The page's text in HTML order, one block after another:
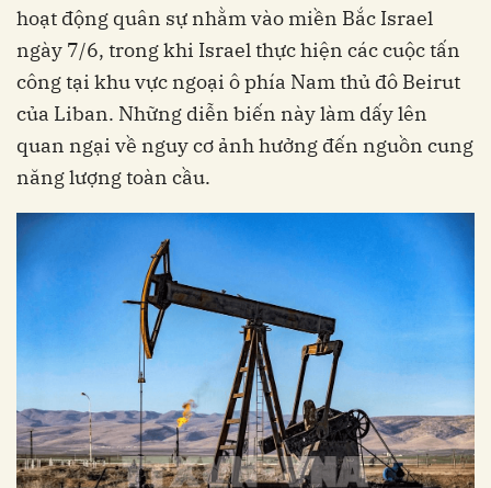
hoạt động quân sự nhằm vào miền Bắc Israel
ngày 7/6, trong khi Israel thực hiện các cuộc tấn
công tại khu vực ngoại ô phía Nam thủ đô Beirut
của Liban. Những diễn biến này làm dấy lên
quan ngại về nguy cơ ảnh hưởng đến nguồn cung
năng lượng toàn cầu.